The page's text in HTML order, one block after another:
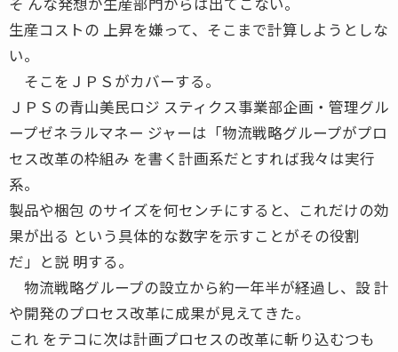
生産コストの 上昇を嫌って、そこまで計算しようとしな
い。
そこをＪＰＳがカバーする。
ＪＰＳの青山美民ロジ スティクス事業部企画・管理グル
ープゼネラルマネー ジャーは「物流戦略グループがプロ
セス改革の枠組み を書く計画系だとすれば我々は実行
系。
製品や梱包 のサイズを何センチにすると、これだけの効
果が出る という具体的な数字を示すことがその役割
だ」と説 明する。
物流戦略グループの設立から約一年半が経過し、設 計
や開発のプロセス改革に成果が見えてきた。
これ をテコに次は計画プロセスの改革に斬り込むつも